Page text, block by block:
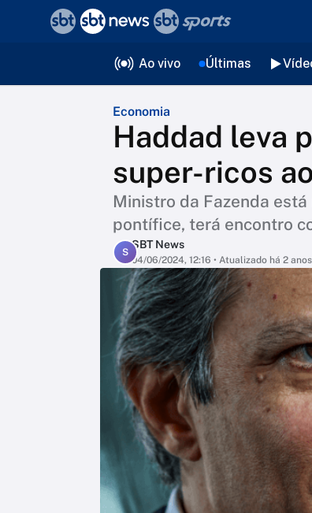
Ao vivo Últimas
Economia
Haddad leva
super-ricos
Ministro da Fazenda
pontífice, terá encontro
S
SBT News
04/06/2024, 12:16 • Atualizado há 2 anos
voltar
Editorias